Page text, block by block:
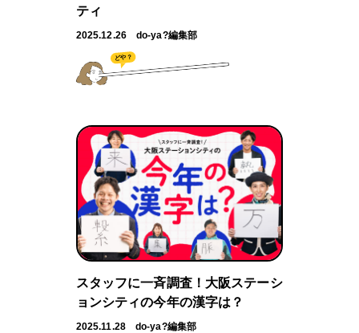
ティ
2025.12.26 do-ya?編集部
どや？
スタッフに一斉調査！大阪ステーシ
ョンシティの今年の漢字は？
2025.11.28 do-ya?編集部